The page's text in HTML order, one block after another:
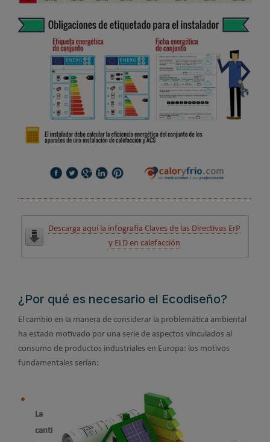
Descarga aquí la infografía Claves de las Directivas ErP
y ELD en calefacción
¿Por qué es necesario el Ecodiseño?
El cambio en la manera de considerar la problemática ambiental
ha estado motivado por una serie de aspectos vinculados al
consumo de productos industriales en Europa: los motivos
fundamentales serían:
La
canti